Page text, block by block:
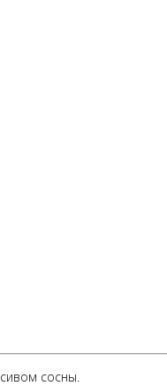
сосны.